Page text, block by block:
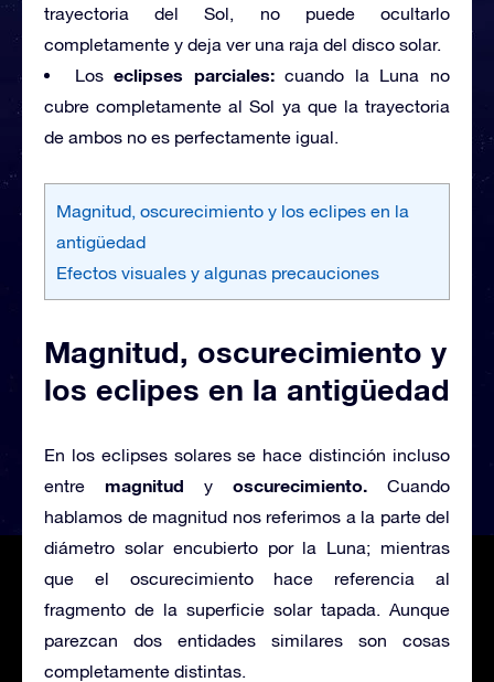
trayectoria del Sol, no puede ocultarlo
completamente y deja ver una raja del disco solar.
Loseclipses parciales:cuando la Luna no
cubre completamente al Sol ya que la trayectoria
de ambos no es perfectamente igual.
Magnitud, oscurecimiento y los eclipes en la
antigüedad
Efectos visuales y algunas precauciones
Magnitud, oscurecimiento y
los eclipes en la antigüedad
En los eclipses solares se hace distinción incluso
entre magnitud y oscurecimiento. Cuando
hablamos de magnitud nos referimos a la parte del
diámetro solar encubierto por la Luna; mientras
que el oscurecimiento hace referencia al
fragmento de la superficie solar tapada. Aunque
parezcan dos entidades similares son cosas
completamente distintas.